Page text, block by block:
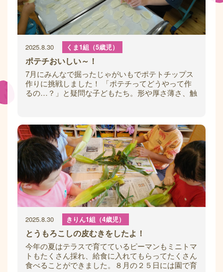
2025.8.30 くま1組（5歳児）
ポテチおいしい～！
7月にみんなで掘ったじゃがいもでポテトチップス
作りに挑戦しました！ 「ポテチってどうやって作
るの…？」と疑問な子どもたち。形や厚さ薄さ、触
2025.8.30 きりん1組（4歳児）
とうもろこしの皮むきをしたよ！
今年の夏はテラスで育てているピーマンもミニトマ
トもたくさん採れ、給食に入れてもらってたくさん
食べることができました。８月の２５日には園で育